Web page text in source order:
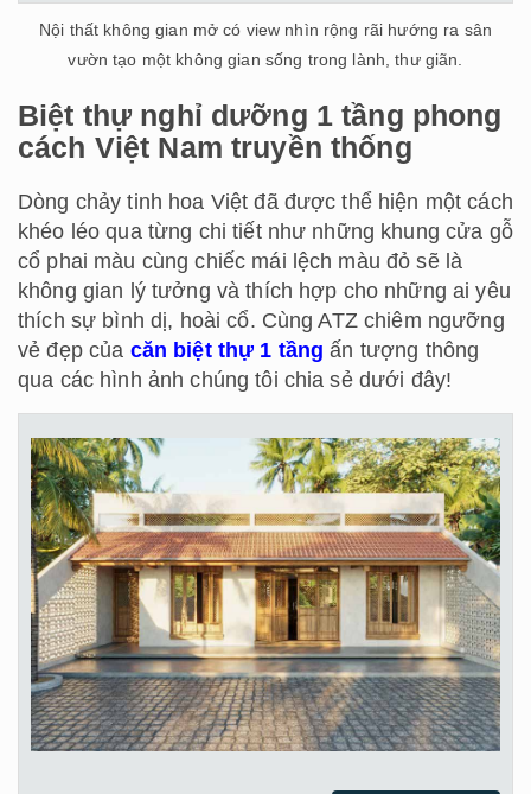
Nội thất không gian mở có view nhìn rộng rãi hướng ra sân
vườn tạo một không gian sống trong lành, thư giãn.
Biệt thự nghỉ dưỡng 1 tầng phong
cách Việt Nam truyền thống
Dòng chảy tinh hoa Việt đã được thể hiện một cách
khéo léo qua từng chi tiết như những khung cửa gỗ
cổ phai màu cùng chiếc mái lệch màu đỏ sẽ là
không gian lý tưởng và thích hợp cho những ai yêu
thích sự bình dị, hoài cổ. Cùng ATZ chiêm ngưỡng
vẻ đẹp của căn biệt thự 1 tầng ấn tượng thông
qua các hình ảnh chúng tôi chia sẻ dưới đây!